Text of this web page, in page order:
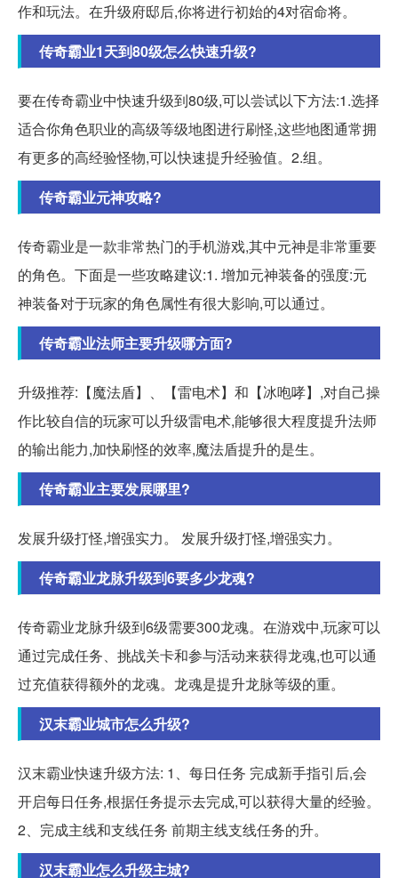
作和玩法。在升级府邸后,你将进行初始的4对宿命将。
传奇霸业1天到80级怎么快速升级?
要在传奇霸业中快速升级到80级,可以尝试以下方法:1.选择
适合你角色职业的高级等级地图进行刷怪,这些地图通常拥
有更多的高经验怪物,可以快速提升经验值。2.组。
传奇霸业元神攻略?
传奇霸业是一款非常热门的手机游戏,其中元神是非常重要
的角色。下面是一些攻略建议:1. 增加元神装备的强度:元
神装备对于玩家的角色属性有很大影响,可以通过。
传奇霸业法师主要升级哪方面?
升级推荐:【魔法盾】、【雷电术】和【冰咆哮】,对自己操
作比较自信的玩家可以升级雷电术,能够很大程度提升法师
的输出能力,加快刷怪的效率,魔法盾提升的是生。
传奇霸业主要发展哪里?
发展升级打怪,增强实力。 发展升级打怪,增强实力。
传奇霸业龙脉升级到6要多少龙魂?
传奇霸业龙脉升级到6级需要300龙魂。在游戏中,玩家可以
通过完成任务、挑战关卡和参与活动来获得龙魂,也可以通
过充值获得额外的龙魂。龙魂是提升龙脉等级的重。
汉末霸业城市怎么升级?
汉末霸业快速升级方法: 1、每日任务 完成新手指引后,会
开启每日任务,根据任务提示去完成,可以获得大量的经验。
2、完成主线和支线任务 前期主线支线任务的升。
汉末霸业怎么升级主城?